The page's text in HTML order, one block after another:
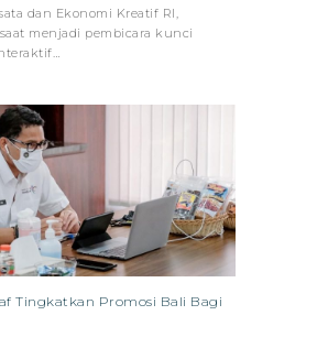
dan Ekonomi Kreatif RI,
menjadi pembicara kunci
Tingkatkan Promosi Bali Bagi